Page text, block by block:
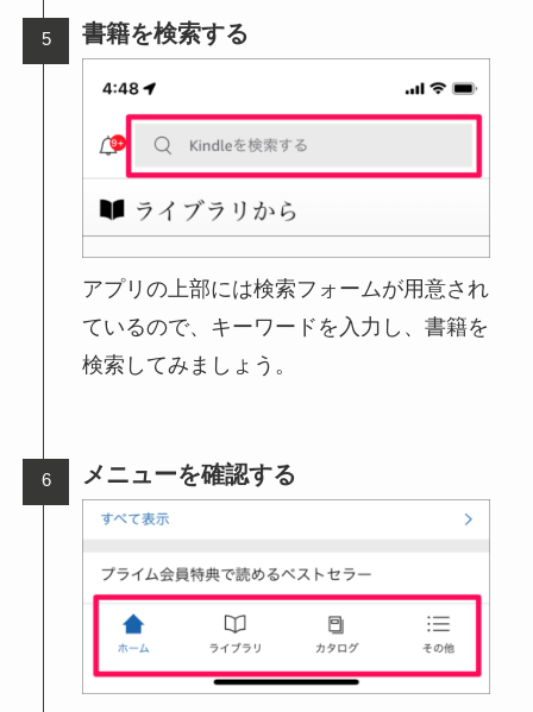
書籍を検索する
アプリの上部には検索フォームが用意され
ているので、キーワードを入力し、書籍を
検索してみましょう。
メニューを確認する